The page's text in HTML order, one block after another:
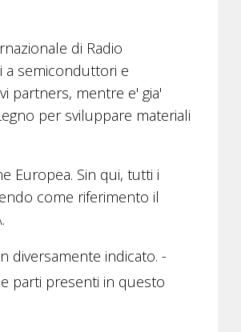
di Radio
a semiconduttori e
partners, mentre e' gia'
per sviluppare materiali
Europea. Sin qui, tutti i
come riferimento il
diversamente indicato. -
parti presenti in questo